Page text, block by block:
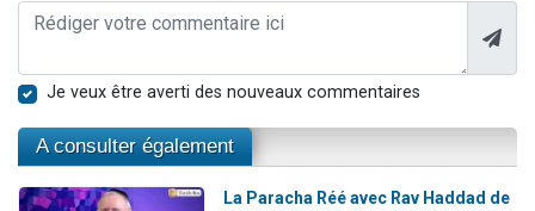
Je veux être averti des nouveaux commentaires
A consulter également
La Paracha Réé avec Rav Haddad de